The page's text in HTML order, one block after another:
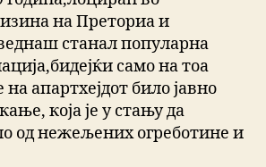
на Преториа и
станал популарна
само на тоа
апартхејдот било јавно
која је у стању да
од нежељених огреботине и